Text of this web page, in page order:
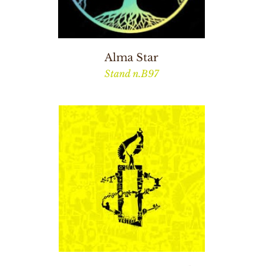
Alma Star
Stand n.B97